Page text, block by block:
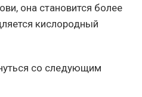
она становится более
кислородный
со следующим